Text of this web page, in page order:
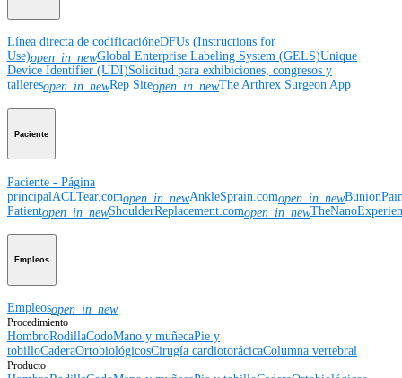
Línea directa de codificacióneDFUs (Instructions for
Use)open_in_newGlobal Enterprise Labeling System (GELS)Unique
Device Identifier (UDI)Solicitud para exhibiciones, congresos y
talleresopen_in_newRep Siteopen_in_newThe Arthrex Surgeon App
Paciente
Paciente - Página
principal ACLTear.comopen_in_newAnkleSprain.comopen_in_new
Patientopen_in_newShoulderReplacement.comopen_in_new
Empleos
Empleosopen_in_new
Procedimiento
HombroRodillaCodoMano y muñecaPie y
tobilloCaderaOrtobiológicosCirugía cardiotorácicaColumna vertebral
Producto